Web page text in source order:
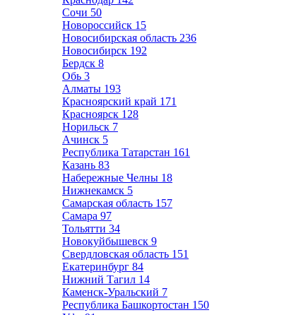
Сочи 50
Новороссийск 15
Новосибирская область 236
Новосибирск 192
Бердск 8
Обь 3
Алматы 193
Красноярский край 171
Красноярск 128
Норильск 7
Ачинск 5
Республика Татарстан 161
Казань 83
Набережные Челны 18
Нижнекамск 5
Самарская область 157
Самара 97
Тольятти 34
Новокуйбышевск 9
Свердловская область 151
Екатеринбург 84
Нижний Тагил 14
Каменск-Уральский 7
Республика Башкортостан 150